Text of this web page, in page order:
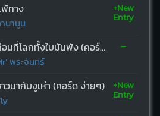
ทาง
บานูน
+New
Entry
ก่อนที่โลกทั้งใบมันพัง (คอร์ด ง่ายๆ)
พระจันทร์
-
วนากับงูเห่า (คอร์ด ง่ายๆ) +New
Entry